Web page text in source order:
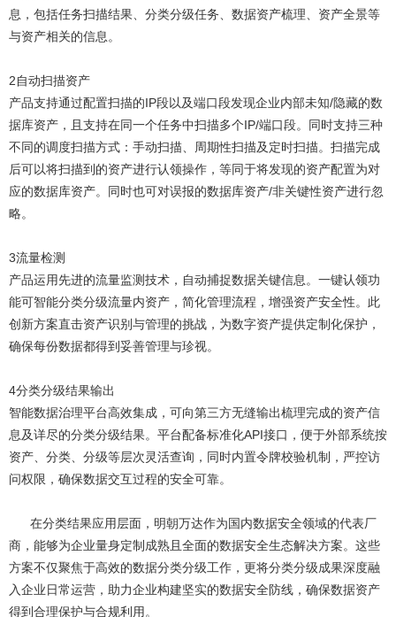
息，包括任务扫描结果、分类分级任务、数据资产梳理、资产全景等
与资产相关的信息。
2自动扫描资产
产品支持通过配置扫描的IP段以及端口段发现企业内部未知/隐藏的数
据库资产，且支持在同一个任务中扫描多个IP/端口段。同时支持三种
不同的调度扫描方式：手动扫描、周期性扫描及定时扫描。扫描完成
后可以将扫描到的资产进行认领操作，等同于将发现的资产配置为对
应的数据库资产。同时也可对误报的数据库资产/非关键性资产进行忽
略。
3流量检测
产品运用先进的流量监测技术，自动捕捉数据关键信息。一键认领功
能可智能分类分级流量内资产，简化管理流程，增强资产安全性。此
创新方案直击资产识别与管理的挑战，为数字资产提供定制化保护，
确保每份数据都得到妥善管理与珍视。
4分类分级结果输出
智能数据治理平台高效集成，可向第三方无缝输出梳理完成的资产信
息及详尽的分类分级结果。平台配备标准化API接口，便于外部系统按
资产、分类、分级等层次灵活查询，同时内置令牌校验机制，严控访
问权限，确保数据交互过程的安全可靠。
在分类结果应用层面，明朝万达作为国内数据安全领域的代表厂
商，能够为企业量身定制成熟且全面的数据安全生态解决方案。这些
方案不仅聚焦于高效的数据分类分级工作，更将分类分级成果深度融
入企业日常运营，助力企业构建坚实的数据安全防线，确保数据资产
得到合理保护与合规利用。